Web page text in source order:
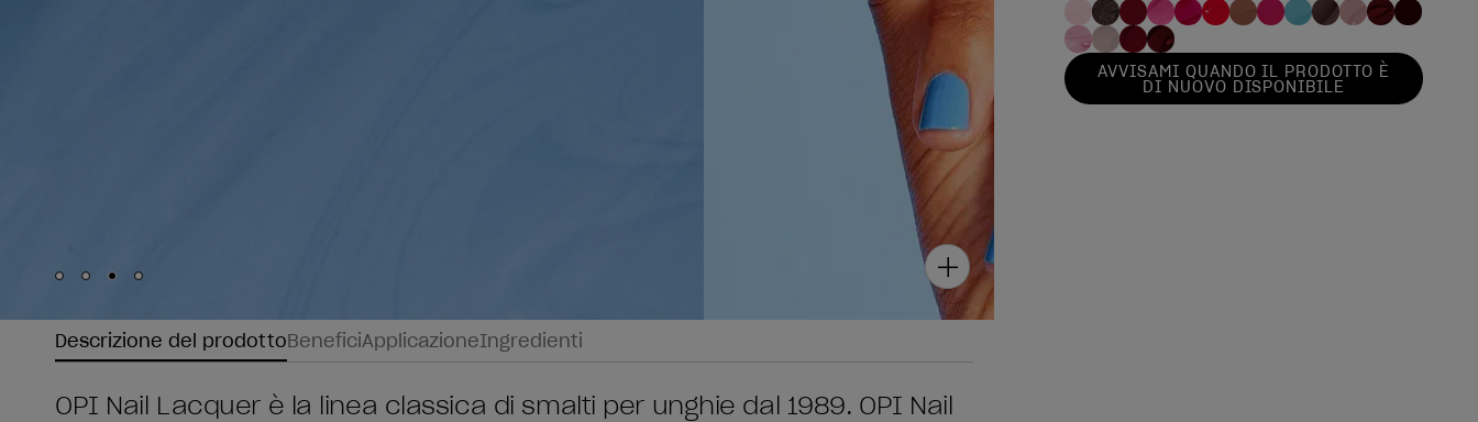
Skip to slide
Skip to slide
Skip to slide
Skip to slide
AVVISAMI QUANDO IL PRODOTTO È
DI NUOVO DISPONIBILE
Descrizione del prodottoBeneficiApplicazioneIngredienti
OPI Nail Lacquer è la linea classica di smalti per unghie dal 1989. OPI Nail